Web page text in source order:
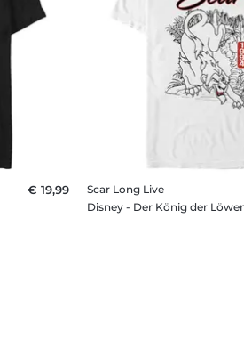
€ 19,99
Scar Long Live